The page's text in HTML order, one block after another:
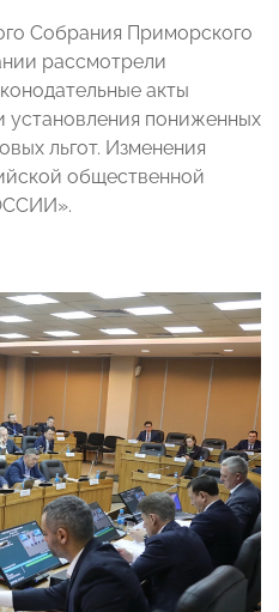
Собрания Приморского
рассмотрели
акты
установления пониженных
льгот. Изменения
общественной